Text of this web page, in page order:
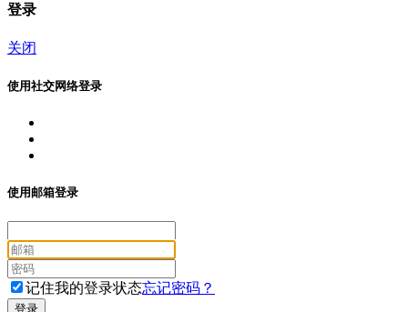
登录
关闭
使用社交网络登录
使用邮箱登录
记住我的登录状态忘记密码？